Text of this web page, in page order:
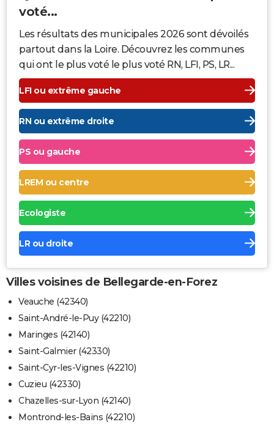
voté...
Les résultats des municipales 2026 sont dévoilés
partout dans la Loire. Découvrez les communes
qui ont le plus voté le plus voté RN, LFI, PS, LR...
LFI ou extrême gauche
RN ou extrême droite
PS ou gauche
LREM ou centre
Ecologiste
LR ou droite
Villes voisines de Bellegarde-en-Forez
Veauche (42340)
Saint-André-le-Puy (42210)
Maringes (42140)
Saint-Galmier (42330)
Saint-Cyr-les-Vignes (42210)
Cuzieu (42330)
Chazelles-sur-Lyon (42140)
Montrond-les-Bains (42210)